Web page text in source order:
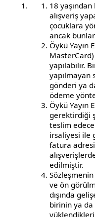
18
alışveriş
çocuklara
ancak
Öykü Yayın
yapılabilir.
yapılmayan
gönderi ya
ödeme
Öykü Yayın
gerektirdiği
teslim
irsaliyesi ile
fatura
edilmiştir.
ve ön
dışında
birinin ya
yüklendikleri